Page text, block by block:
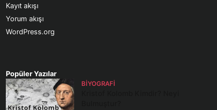
Kayıt akışı
Yorum akışı
WordPress.org
Popüler Yazılar
BIYOGRAFI